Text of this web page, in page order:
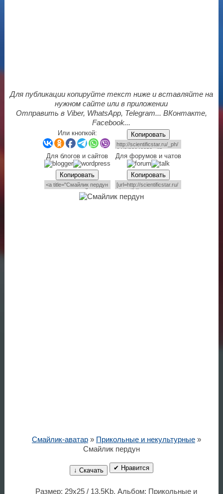
Для публикации копируйте текст ниже и вставляйте на
нужном сайте или в приложении
Отправить в Viber, WhatsApp, Telegram... ВКонтакте,
Facebook...
Или кнопкой: Копировать
Для блогов и сайтов Для форумов и чатов
Копировать Копировать
Смайлик-аватар» Прикольные и некультурные»
Смайлик пердун
↓ Скачать ✔ Нравится
Размер: 29x25 / 13.5Kb. Альбом: Прикольные и